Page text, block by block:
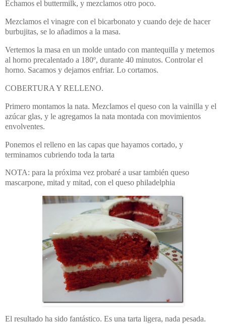
Echamos el buttermilk, y mezclamos otro poco.
Mezclamos el vinagre con el bicarbonato y cuando deje de hacer
burbujitas, se lo añadimos a la masa.
Vertemos la masa en un molde untado con mantequilla y metemos
al horno precalentado a 180º, durante 40 minutos. Controlar el
horno. Sacamos y dejamos enfriar. Lo cortamos.
COBERTURA Y RELLENO.
Primero montamos la nata. Mezclamos el queso con la vainilla y el
azúcar glas, y le agregamos la nata montada con movimientos
envolventes.
Ponemos el relleno en las capas que hayamos cortado, y
terminamos cubriendo toda la tarta
NOTA: para la próxima vez probaré a usar también queso
mascarpone, mitad y mitad, con el queso philadelphia
El resultado ha sido fantástico. Es una tarta ligera, nada pesada.